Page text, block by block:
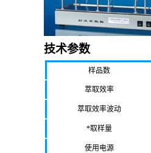
技术参数
样品数
萃取效率
萃取效率波动
*取样量
使用电源